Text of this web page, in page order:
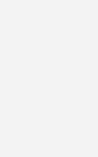
vereinbaren,
Alle erfassten
im Kalender, und
zugeordnet.
und
bedeutet.
Software, betont
Wunsch auf uns
Service